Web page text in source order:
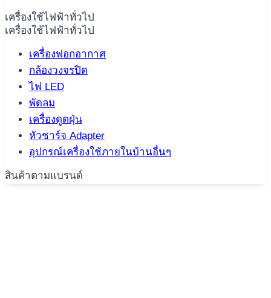
เครื่องใช้ไฟฟ้าทั่วไป
เครื่องใช้ไฟฟ้าทั่วไป
เครื่องฟอกอากาศ
กล้องวงจรปิด
ไฟ LED
พัดลม
เครื่องดูดฝุ่น
หัวชาร์จ Adapter
อุปกรณ์เครื่องใช้ภายในบ้านอื่นๆ
สินค้าตามแบรนด์